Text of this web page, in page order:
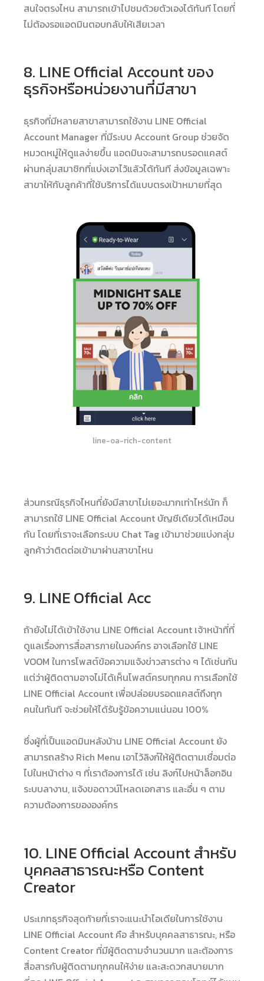
สนใจตรงไหน สามารถเข้าไปชมด้วยตัวเองได้ทันที โดยที่
ไม่ต้องรอแอดมินตอบกลับให้เสียเวลา
8. LINE Official Account ของ
ธุรกิจหรือหน่วยงานที่มีสาขา
ธุรกิจที่มีหลายสาขาสามารถใช้งาน LINE Official
Account Manager ที่มีระบบ Account Group ช่วยจัด
หมวดหมู่ให้ดูแลง่ายขึ้น แอดมินจะสามารถบรอดแคสต์
ผ่านกลุ่มสมาชิกที่แบ่งเอาไว้แล้วได้ทันที ส่งข้อมูลเฉพาะ
สาขาให้กับลูกค้าที่ใช้บริการได้แบบตรงเป้าหมายที่สุด
line-oa-rich-content
ส่วนกรณีธุรกิจไหนที่ยังมีสาขาไม่เยอะมากเท่าไหร่นัก ก็
สามารถใช้ LINE Official Account บัญชีเดียวได้เหมือน
กัน โดยที่เราจะเลือกระบบ Chat Tag เข้ามาช่วยแบ่งกลุ่ม
ลูกค้าว่าติดต่อเข้ามาผ่านสาขาไหน
9. LINE Official Acc
ถ้ายังไม่ได้เข้าใช้งาน LINE Official Account เจ้าหน้าที่ที่
ดูแลเรื่องการสื่อสารภายในองค์กร อาจเลือกใช้ LINE
VOOM ในการโพสต์ข้อความแจ้งข่าวสารต่าง ๆ ได้เช่นกัน
แต่ว่าผู้ติดตามอาจไม่ได้เห็นโพสต์ครบทุกคน การเลือกใช้
LINE Official Account เพื่อปล่อยบรอดแคสต์ถึงทุก
คนในทันที จะช่วยให้ได้รับรู้ข้อความแน่นอน 100%
ซึ่งผู้ที่เป็นแอดมินหลังบ้าน LINE Official Account ยัง
สามารถสร้าง Rich Menu เอาไว้ลิงก์ให้ผู้ติดตามเชื่อมต่อ
ไปในหน้าต่าง ๆ ที่เราต้องการได้ เช่น ลิงก์ไปหน้าล็อกอิน
ระบบลางาน, แจ้งขอดาวน์โหลดเอกสาร​ และอื่น ๆ ตาม
ความต้องการขององค์กร
10. LINE Official Account สำหรับ
บุคคลสาธารณะหรือ Content
Creator
ประเภทธุรกิจสุดท้ายที่เราจะแนะนำไอเดียในการใช้งาน
LINE Official Account คือ สำหรับบุคคลสาธารณะ, หรือ
Content Creator ที่มีผู้ติดตามจำนวนมาก และต้องการ
สื่อสารกับผู้ติดตามทุกคนให้ง่าย และสะดวกสบายมาก